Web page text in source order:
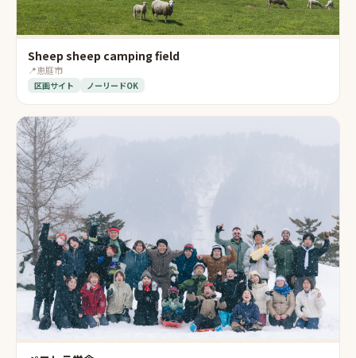
Sheep sheep camping field
📍恵庭市
区画サイト ノーリードOK